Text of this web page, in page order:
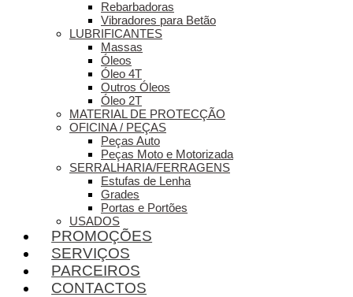
Rebarbadoras
Vibradores para Betão
LUBRIFICANTES
Massas
Óleos
Óleo 4T
Outros Óleos
Óleo 2T
MATERIAL DE PROTECÇÃO
OFICINA / PEÇAS
Peças Auto
Peças Moto e Motorizada
SERRALHARIA/FERRAGENS
Estufas de Lenha
Grades
Portas e Portões
USADOS
PROMOÇÕES
SERVIÇOS
PARCEIROS
CONTACTOS